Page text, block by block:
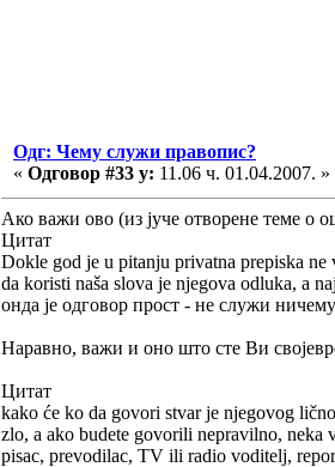
Одг: Чему служи правопис?
« Одговор #33 у: 11.06 ч. 01.04.2007. »
Ако важи ово (из јуче отворене теме о
Цитат
Dokle god je u pitanju privatna prepiska
da koristi naša slova je njegova odluka, a
онда је одговор прост - не служи
Наравно, важи и оно што сте Ви
Цитат
kako će ko da govori stvar je njegovog
zlo, a ako budete govorili nepravilno, neka
pisac, prevodilac, TV ili radio voditelj,